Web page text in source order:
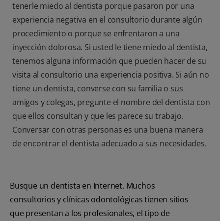
tenerle miedo al dentista porque pasaron por una
experiencia negativa en el consultorio durante algún
procedimiento o porque se enfrentaron a una
inyección dolorosa. Si usted le tiene miedo al dentista,
tenemos alguna información que pueden hacer de su
visita al consultorio una experiencia positiva. Si aún no
tiene un dentista, converse con su familia o sus
amigos y colegas, pregunte el nombre del dentista con
que ellos consultan y que les parece su trabajo.
Conversar con otras personas es una buena manera
de encontrar el dentista adecuado a sus necesidades.
Busque un dentista en Internet. Muchos
consultorios y clínicas odontológicas tienen sitios
que presentan a los profesionales, el tipo de